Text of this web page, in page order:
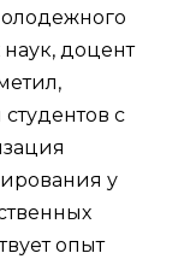
доцент
с
у
опыт